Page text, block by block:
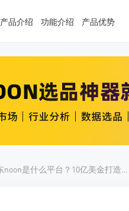
产品介绍 功能介绍 产品优势
中东noon是什么平台？10亿美金打造的中东“亚马逊”，中国卖家仅2500家的蓝海金矿！